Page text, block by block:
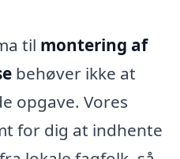
til montering af
behøver ikke at
opgave. Vores
for dig at indhente